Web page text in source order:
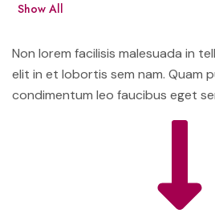
Show All
Non lorem facilisis malesuada in
elit in et lobortis sem nam. Quam
condimentum leo faucibus eget